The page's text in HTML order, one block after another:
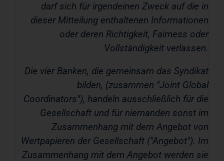
darf sich für irgendeinen Zweck auf die in
dieser Mitteilung enthaltenen Informationen
oder deren Richtigkeit, Fairness oder
Vollständigkeit verlassen.
Die vier Banken, die gemeinsam das Syndikat
bilden, (zusammen "Joint Global
Coordinators"), handeln ausschließlich für die
Gesellschaft und für niemanden sonst im
Zusammenhang mit dem Angebot von
Wertpapieren der Gesellschaft ("Angebot"). Im
Zusammenhang mit dem Angebot werden sie